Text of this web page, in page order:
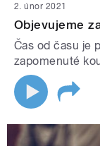
2. únor 2021
Objevujeme
Čas od času je
zapomenuté